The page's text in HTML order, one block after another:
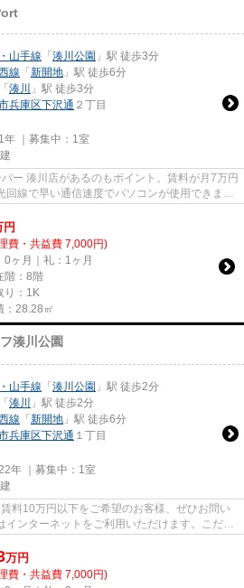
山手線 「 湊川公園 」駅 徒歩3分
線 「 新開地 」駅 徒歩6分
「 湊川
」駅 徒歩3分
兵庫区下沢通 ２丁目
｜募集中： 1室
ー 湊川店があるのもポイント。賃料が月7万円
線で早い通信速度でパソコンが使用できま
円
費・共益費 7,000円)
0ヶ月｜礼：1ヶ月
階：8階
り：1K
：28.28㎡
湊川公園
山手線 「 湊川公園 」駅 徒歩2分
「 湊川
」駅 徒歩2分
線 「 新開地 」駅 徒歩6分
兵庫区下沢通 １丁目
年 ｜募集中： 1室
料10万円以下をご希望のお客様、ぜひお問い
インターネットをご利用いただけます。こだわ
万円
費・共益費 7,000円)